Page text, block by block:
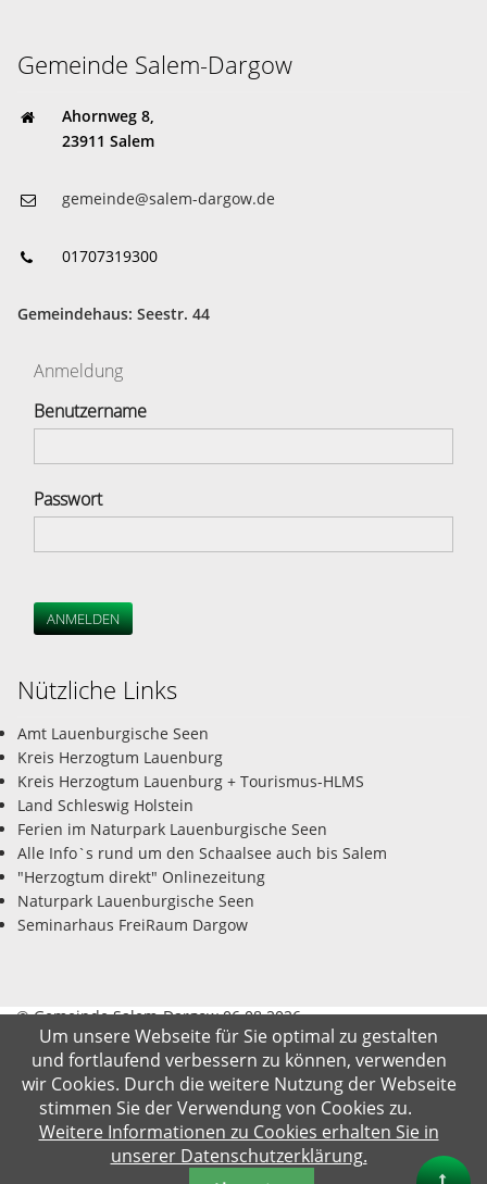
Gemeinde Salem-Dargow
Ahornweg 8,
23911 Salem
gemeinde@salem-dargow.de
01707319300
Gemeindehaus: Seestr. 44
Anmeldung
Benutzername
Passwort
ANMELDEN
Nützliche Links
Amt Lauenburgische Seen
Kreis Herzogtum Lauenburg
Kreis Herzogtum Lauenburg + Tourismus-HLMS
Land Schleswig Holstein
Ferien im Naturpark Lauenburgische Seen
Alle Info`s rund um den Schaalsee auch bis Salem
"Herzogtum direkt" Onlinezeitung
Naturpark Lauenburgische Seen
Seminarhaus FreiRaum Dargow
© Gemeinde Salem-Dargow 06.08.2026
Impressum Datenschutz Kontakt Suche
Um unsere Webseite für Sie optimal zu gestalten
und fortlaufend verbessern zu können, verwenden
wir Cookies. Durch die weitere Nutzung der Webseite
stimmen Sie der Verwendung von Cookies zu.
Weitere Informationen zu Cookies erhalten Sie in
unserer Datenschutzerklärung.